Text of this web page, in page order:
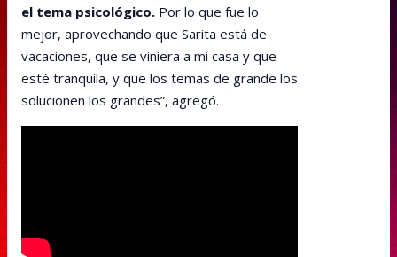
el tema psicológico. Por lo que fue lo
mejor, aprovechando que Sarita está de
vacaciones, que se viniera a mi casa y que
esté tranquila, y que los temas de grande los
solucionen los grandes”, agregó.